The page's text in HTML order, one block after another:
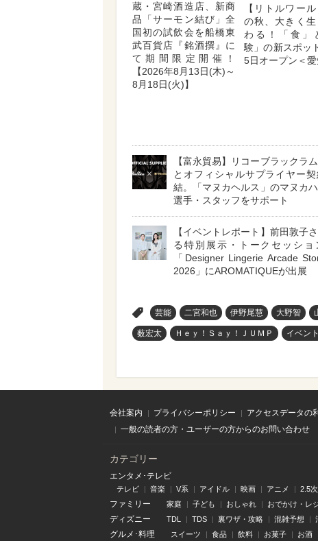
蔵・宮崎酒造店、新商
品「サーモン結び」全
国初の試飲会を船橋東
武百貨店『銘酒撰』に
て期間限定開催！
【2026年8月13日(木)～
8月18日(火)】
【リトルワール
の秋、大きく
わる！「食」
験」の新スポッ
5日オープン＜愛
【富永貿易】リコーブラックラ
とオフィシャルサプライヤー
結。「マヌカヘルス」のマヌカ
選手・スタッフをサポート
【イベントレポート】前田敦子
る特別展示・トークセッショ
「Designer Lingerie Arcade
2026」にAROMATIQUEが出展
芸能 二宮和也 伊野尾慧 大野智
薮宏太 Ｈｅｙ！Ｓａｙ！ＪＵＭＰ イベント
会社案内 プライバシーポリシー アクセスデータの
一般の読者の方・ユーザーの方からのお問い合わせ
カテゴリー
エンタメ･テレビ
テレビ 音楽 V系 アイドル 映画 アニメ 2.5
ファミリー 家庭 子ども おしゃれ おでかけ・レ
ディズニー TDL TDS 裏ワザ・攻略 混雑予想
グルメ･料理 スイーツ 食品 飲料 お菓子 お酒